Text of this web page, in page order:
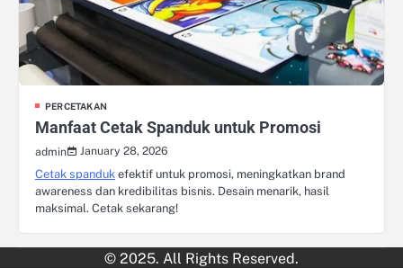
PERCETAKAN
Manfaat Cetak Spanduk untuk Promosi
admin
January 28, 2026
Cetak spanduk efektif untuk promosi, meningkatkan brand
awareness dan kredibilitas bisnis. Desain menarik, hasil
maksimal. Cetak sekarang!
© 2025. All Rights Reserved.